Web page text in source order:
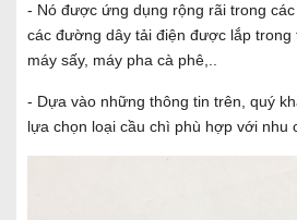
- Nó được ứng dụng rộng rãi trong các
các đường dây tải điện được lắp trong
máy sấy, máy pha cà phê,..
- Dựa vào những thông tin trên, quý
lựa chọn loại cầu chì phù hợp với nhu